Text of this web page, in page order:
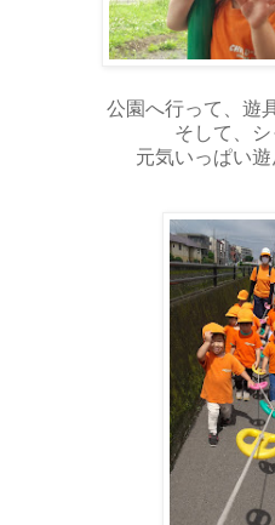
公園へ行って、遊
そして、シ
元気いっぱい